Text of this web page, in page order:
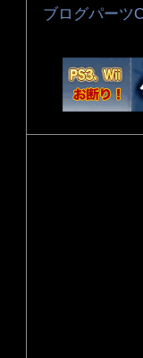
ブログパーツ